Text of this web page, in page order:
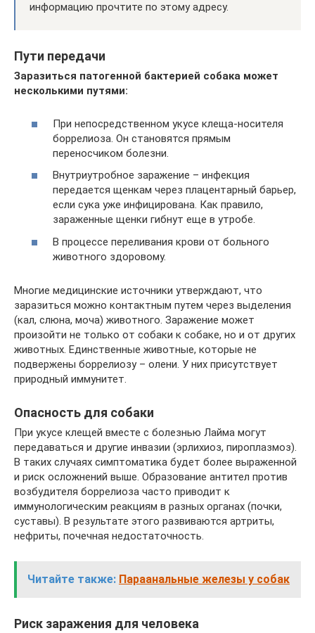
информацию прочтите по этому адресу.
Пути передачи
Заразиться патогенной бактерией собака может
несколькими путями:
При непосредственном укусе клеща-носителя
боррелиоза. Он становятся прямым
переносчиком болезни.
Внутриутробное заражение – инфекция
передается щенкам через плацентарный барьер,
если сука уже инфицирована. Как правило,
зараженные щенки гибнут еще в утробе.
В процессе переливания крови от больного
животного здоровому.
Многие медицинские источники утверждают, что
заразиться можно контактным путем через выделения
(кал, слюна, моча) животного. Заражение может
произойти не только от собаки к собаке, но и от других
животных. Единственные животные, которые не
подвержены боррелиозу – олени. У них присутствует
природный иммунитет.
Опасность для собаки
При укусе клещей вместе с болезнью Лайма могут
передаваться и другие инвазии (эрлихиоз, пироплазмоз).
В таких случаях симптоматика будет более выраженной
и риск осложнений выше. Образование антител против
возбудителя боррелиоза часто приводит к
иммунологическим реакциям в разных органах (почки,
суставы). В результате этого развиваются артриты,
нефриты, почечная недостаточность.
Читайте также: Параанальные железы у собак
Риск заражения для человека